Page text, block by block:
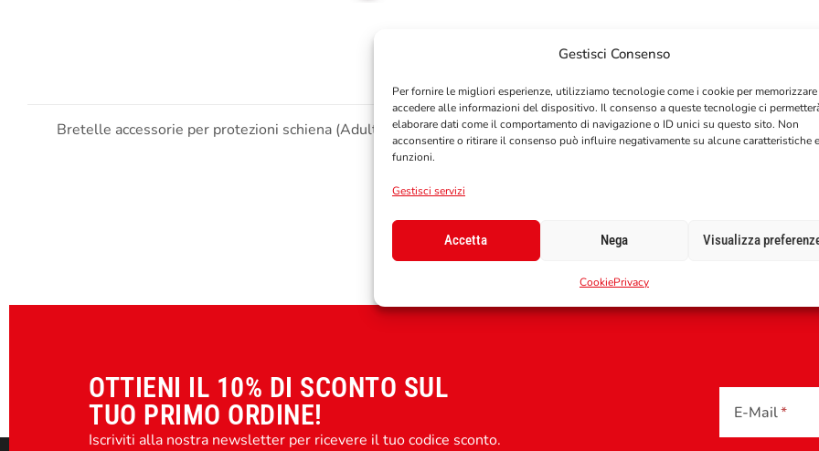
Gestisci Consenso
Per fornire le migliori esperienze, utilizziamo tecnologie come i cookie per memorizzare
accedere alle informazioni del dispositivo. Il consenso a queste tecnologie ci
elaborare dati come il comportamento di navigazione o ID unici su questo sito. Non
acconsentire o ritirare il consenso può influire negativamente su alcune caratteristiche e
funzioni.
Gestisci servizi
Accetta Nega Visualizza
CookiePrivacy
DESCRIZIONE INFORMAZIONI AGGIUNTIVE RECENSIONI0
Bretelle accessorie per protezioni schiena (Adulto).
OTTIENI IL 10% DI SCONTO SUL
TUO PRIMO ORDINE!
Iscriviti alla nostra newsletter per ricevere il tuo codice sconto.
E-Mail